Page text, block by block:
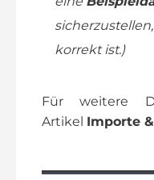
korrekt ist.)
Für weitere
Artikel Importe